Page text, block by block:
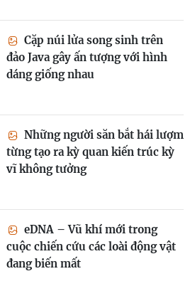
Cặp núi lửa song sinh trên
đảo Java gây ấn tượng với hình
dáng giống nhau
Những người săn bắt hái lượm
từng tạo ra kỳ quan kiến trúc kỳ
vĩ không tưởng
eDNA – Vũ khí mới trong
cuộc chiến cứu các loài động vật
đang biến mất